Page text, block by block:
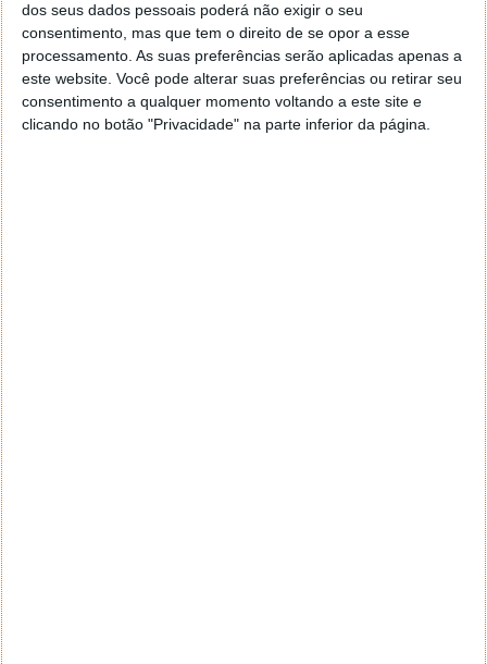
dos seus dados pessoais poderá não exigir o seu
consentimento, mas que tem o direito de se opor a esse
processamento. As suas preferências serão aplicadas apenas a
este website. Você pode alterar suas preferências ou retirar seu
consentimento a qualquer momento voltando a este site e
clicando no botão "Privacidade" na parte inferior da página.
Homepage: WasteApp
Preço: Gratuito